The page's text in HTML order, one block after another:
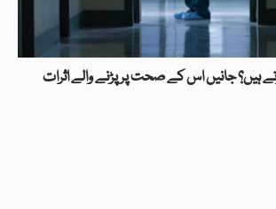
ہیں؟ جانیں اس کے صحت پر پڑنے والے اثرات